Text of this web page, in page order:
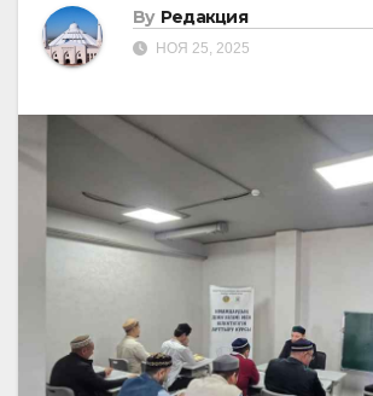
By Редакция
НОЯ 25, 2025